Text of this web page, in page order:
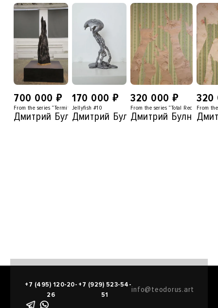
700 000 ₽
From the series “Termitaries-2”
Дмитрий Булныгин
170 000 ₽
Jellyfish #10
Дмитрий Булныгин
320 000 ₽
From the series “Total Recall”
Дмитрий Булныгин
From
+7 (495) 120-20-
26
+7 (929) 523-54-
51
info@teodorus.art